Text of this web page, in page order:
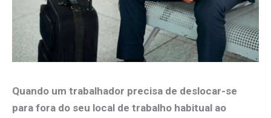
Quando um trabalhador precisa de deslocar-se
para fora do seu local de trabalho habitual ao